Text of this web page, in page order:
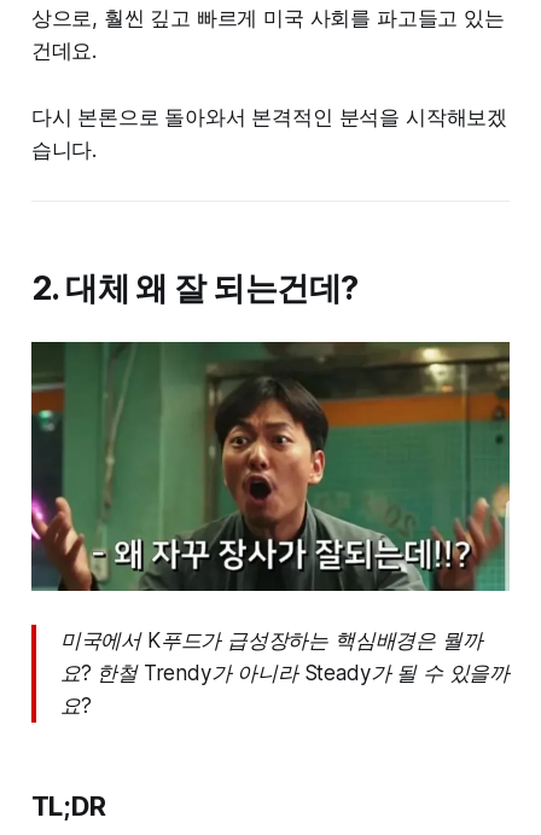
상으로, 훨씬 깊고 빠르게 미국 사회를 파고들고 있는
건데요.
다시 본론으로 돌아와서 본격적인 분석을 시작해보겠
습니다.
2. 대체 왜 잘 되는건데?
미국에서 K푸드가 급성장하는 핵심배경은 뭘까
요? 한철 Trendy가 아니라 Steady가 될 수 있을까
요?
TL;DR